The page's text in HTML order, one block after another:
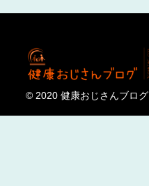
© 2020 健康おじさんブログ.